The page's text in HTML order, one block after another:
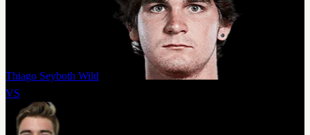
Thiago Seyboth Wild
VS